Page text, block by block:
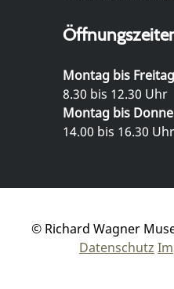
Montag bis Freitag
8.30 bis 12.30 Uhr
Montag bis
14.00 bis 16.30 Uhr
© Richard Wagner
Datenschutz